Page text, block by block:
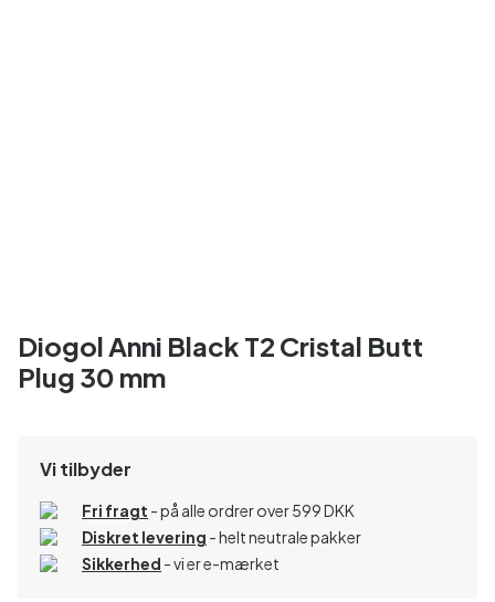
Diogol Anni Black T2 Cristal Butt
Plug 30 mm
Vi tilbyder
Fri fragt - på alle ordrer over 599 DKK
Diskret levering - helt neutrale pakker
Sikkerhed - vi er e-mærket